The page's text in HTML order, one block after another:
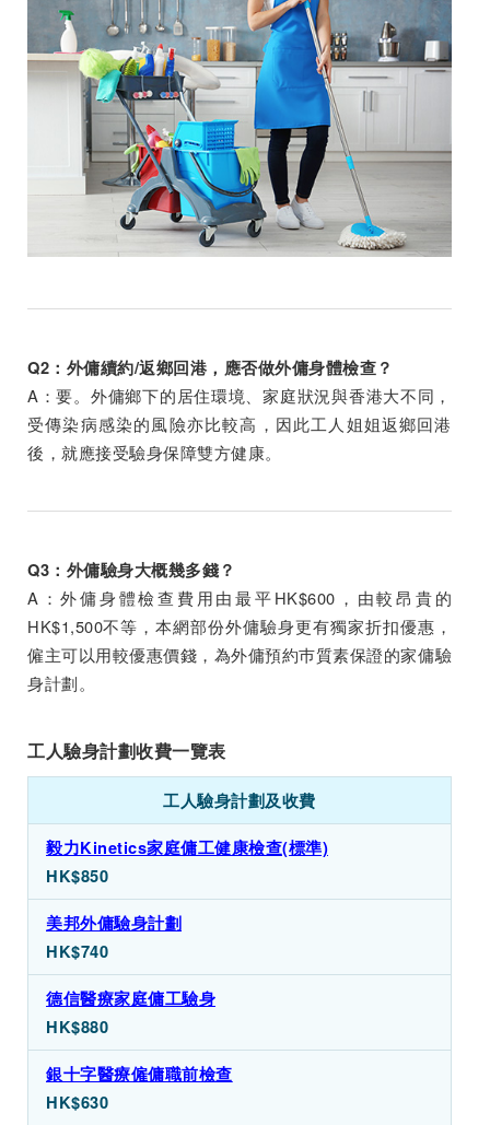
Q2：外傭續約/返鄉回港，應否做外傭身體檢查？
A：要。外傭鄉下的居住環境、家庭狀況與香港大不同，
受傳染病感染的風險亦比較高，因此工人姐姐返鄉回港
後，就應接受驗身保障雙方健康。
Q3：外傭驗身大概幾多錢？
A：外傭身體檢查費用由最平HK$600，由較昂貴的
HK$1,500不等，本網部份外傭驗身更有獨家折扣優惠，
僱主可以用較優惠價錢，為外傭預約巿質素保證的家傭驗
身計劃。
工人驗身計劃收費一覽表
工人驗身計劃及收費
毅力Kinetics家庭傭工健康檢查(標準)
HK$850
美邦外傭驗身計劃
HK$740
德信醫療家庭傭工驗身
HK$880
銀十字醫療僱傭職前檢查
HK$630